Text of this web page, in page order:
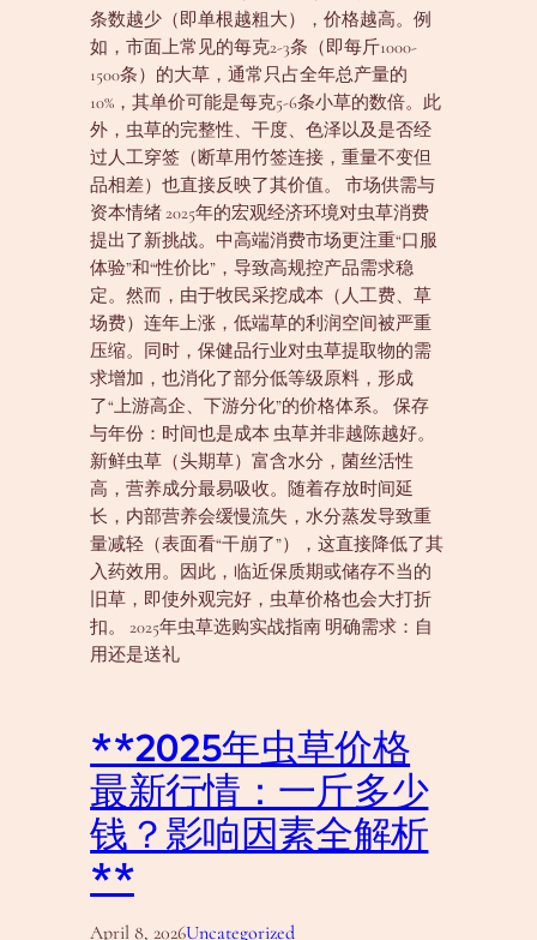
条数越少（即单根越粗大），价格越高。例
如，市面上常见的每克2-3条（即每斤1000-
1500条）的大草，通常只占全年总产量的
10%，其单价可能是每克5-6条小草的数倍。此
外，虫草的完整性、干度、色泽以及是否经
过人工穿签（断草用竹签连接，重量不变但
品相差）也直接反映了其价值。 市场供需与
资本情绪 2025年的宏观经济环境对虫草消费
提出了新挑战。中高端消费市场更注重“口服
体验”和“性价比”，导致高规控产品需求稳
定。然而，由于牧民采挖成本（人工费、草
场费）连年上涨，低端草的利润空间被严重
压缩。同时，保健品行业对虫草提取物的需
求增加，也消化了部分低等级原料，形成
了“上游高企、下游分化”的价格体系。 保存
与年份：时间也是成本 虫草并非越陈越好。
新鲜虫草（头期草）富含水分，菌丝活性
高，营养成分最易吸收。随着存放时间延
长，内部营养会缓慢流失，水分蒸发导致重
量减轻（表面看“干崩了”），这直接降低了其
入药效用。因此，临近保质期或储存不当的
旧草，即使外观完好，虫草价格也会大打折
扣。 2025年虫草选购实战指南 明确需求：自
用还是送礼
**2025年虫草价格
最新行情：一斤多少
钱？影响因素全解析
**
April 8, 2026Uncategorized